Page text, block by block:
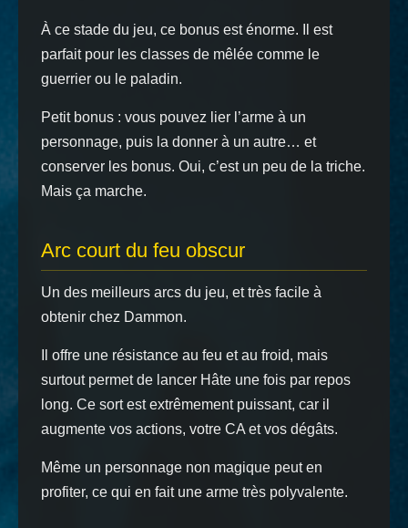
À ce stade du jeu, ce bonus est énorme. Il est
parfait pour les classes de mêlée comme le
guerrier ou le paladin.
Petit bonus : vous pouvez lier l’arme à un
personnage, puis la donner à un autre… et
conserver les bonus. Oui, c’est un peu de la triche.
Mais ça marche.
Arc court du feu obscur
Un des meilleurs arcs du jeu, et très facile à
obtenir chez Dammon.
Il offre une résistance au feu et au froid, mais
surtout permet de lancer Hâte une fois par repos
long. Ce sort est extrêmement puissant, car il
augmente vos actions, votre CA et vos dégâts.
Même un personnage non magique peut en
profiter, ce qui en fait une arme très polyvalente.